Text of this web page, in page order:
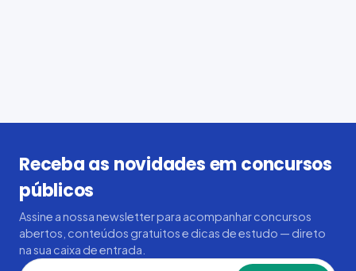
Receba as novidades em concursos
públicos
Assine a nossa newsletter para acompanhar concursos
abertos, conteúdos gratuitos e dicas de estudo — direto
na sua caixa de entrada.